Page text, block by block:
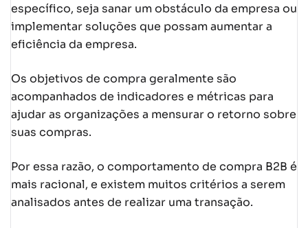
específico, seja sanar um obstáculo da empresa ou
implementar soluções que possam aumentar a
eficiência da empresa.
Os objetivos de compra geralmente são
acompanhados de indicadores e métricas para
ajudar as organizações a mensurar o retorno sobre
suas compras.
Por essa razão, o comportamento de compra B2B é
mais racional, e existem muitos critérios a serem
analisados antes de realizar uma transação.